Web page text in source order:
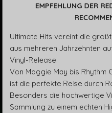
EMPFEHLUNG DER
Ultimate Hits vereint die
aus mehreren Jahrzehnten
Vinyl-Release.
Von Maggie May bis Rhythm
ist die perfekte Reise durch
Besonders die hochwertige
Sammlung zu einem echten